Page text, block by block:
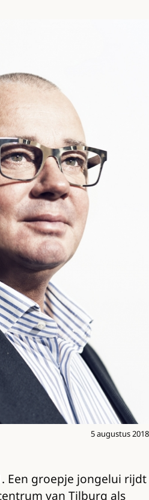
5 augustus 2018
Een groepje jongelui rijdt
van Tilburg als